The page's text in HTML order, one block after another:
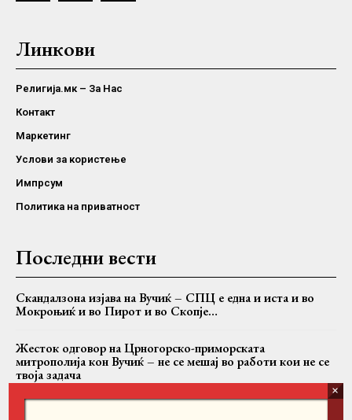
Линкови
Религија.мк – За Нас
Контакт
Маркетинг
Услови за користење
Импрсум
Политика на приватност
Последни вести
Скандалзона изјава на Вучиќ – СПЦ е една и иста и во
Мокроњиќ и во Пирот и во Скопје…
Жесток одговор на Црногорско-приморската
митрополија кон Вучиќ – не се мешај во работи кои не се
твоја задача